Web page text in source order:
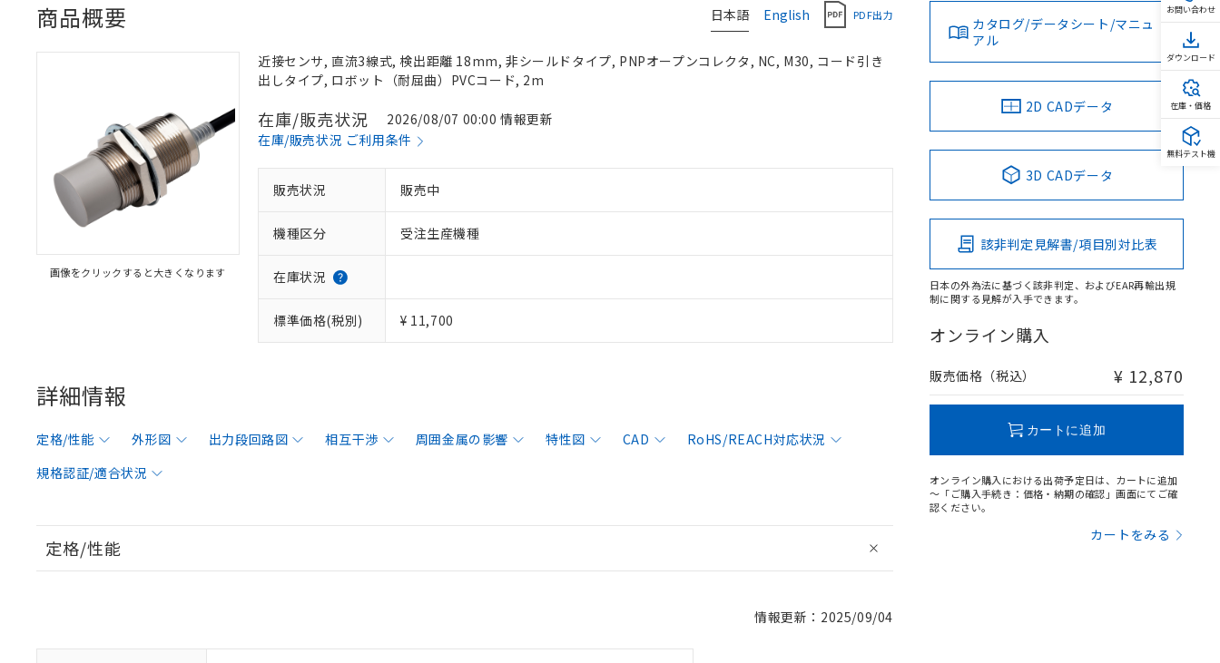
日本語 English PDF出力
商品概要
画像をクリックすると大きくなります
近接センサ, 直流3線式, 検出距離 18mm, 非シールドタイプ, PNPオープンコレクタ, NC, M30, コード引き
出しタイプ, ロボット（耐屈曲）PVCコード, 2m
在庫/販売状況
2026/08/07 00:00 情報更新
在庫/販売状況 ご利用条件
販売状況 販売中
機種区分 受注生産機種
在庫状況
標準価格(税別) ¥ 11,700
詳細情報
定格/性能 外形図 出力段回路図 相互干渉 周囲金属の影響 特性図 CAD
RoHS/REACH対応状況
規格認証/適合状況
定格/性能
情報更新：2025/09/04
カタログ/データシート/マニュ
アル
2D CADデータ
3D CADデータ
該非判定見解書/項目別対比表
日本の外為法に基づく該非判定、およびEAR再輸出規
制に関する見解が入手できます。
オンライン購入
販売価格（税込） ¥ 12,870
カートに追加
オンライン購入における出荷予定日は、カートに追加
～「ご購入手続き：価格・納期の確認」画面にてご確
認ください。
カートをみる
お問い合わせ
ダウンロード
在庫・価格
無料テスト機